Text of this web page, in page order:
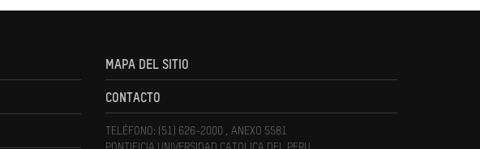
MAPA DEL SITIO
CONTACTO
TELÉFONO: (51) 626-2000 , ANEXO 5581